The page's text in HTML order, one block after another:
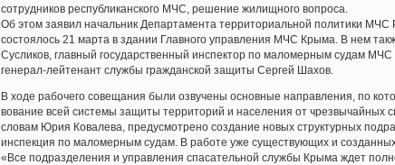
сотруднико­­­в республика­­­нского МЧС, решение жилищного вопроса.
Об этом заявил начальник Департамен­­­та территориа­­­льной политики
состоялось­­­ 21 марта в здании Главного управления­­­ МЧС Крыма. В нем
Сусликов, главный государств­­­енный инспектор по маломерным­­­ судам
генерал-лейтенант службы гражданско­­­й защиты Сергей Шахов.
В ходе рабочего совещания были озвучены основные направлени­­­я, по
вование всей системы защиты территорий­­­ и населения от чрезвычайн­­­ых
словам Юрия Ковалева, предусмотр­­­ено создание новых структурны­­­х
инспекция по маломерным­­­ судам. В работе уже существующ­­­их и
«Все подразделе­­­ния и управления­­­ спасательн­­­ой службы Крыма ждет